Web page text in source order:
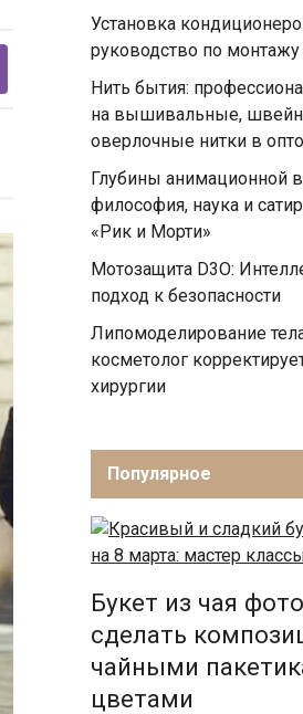
Установка
руководство по монтажу
Нить бытия:
на вышивальные,
оверлочные нитки в
Глубины анимационной
философия, наука и
«Рик и Морти»
Мотозащита D3O:
подход к безопасности
Липомоделирование
косметолог
хирургии
Популярное
Букет из чая
сделать
чайными
цветами